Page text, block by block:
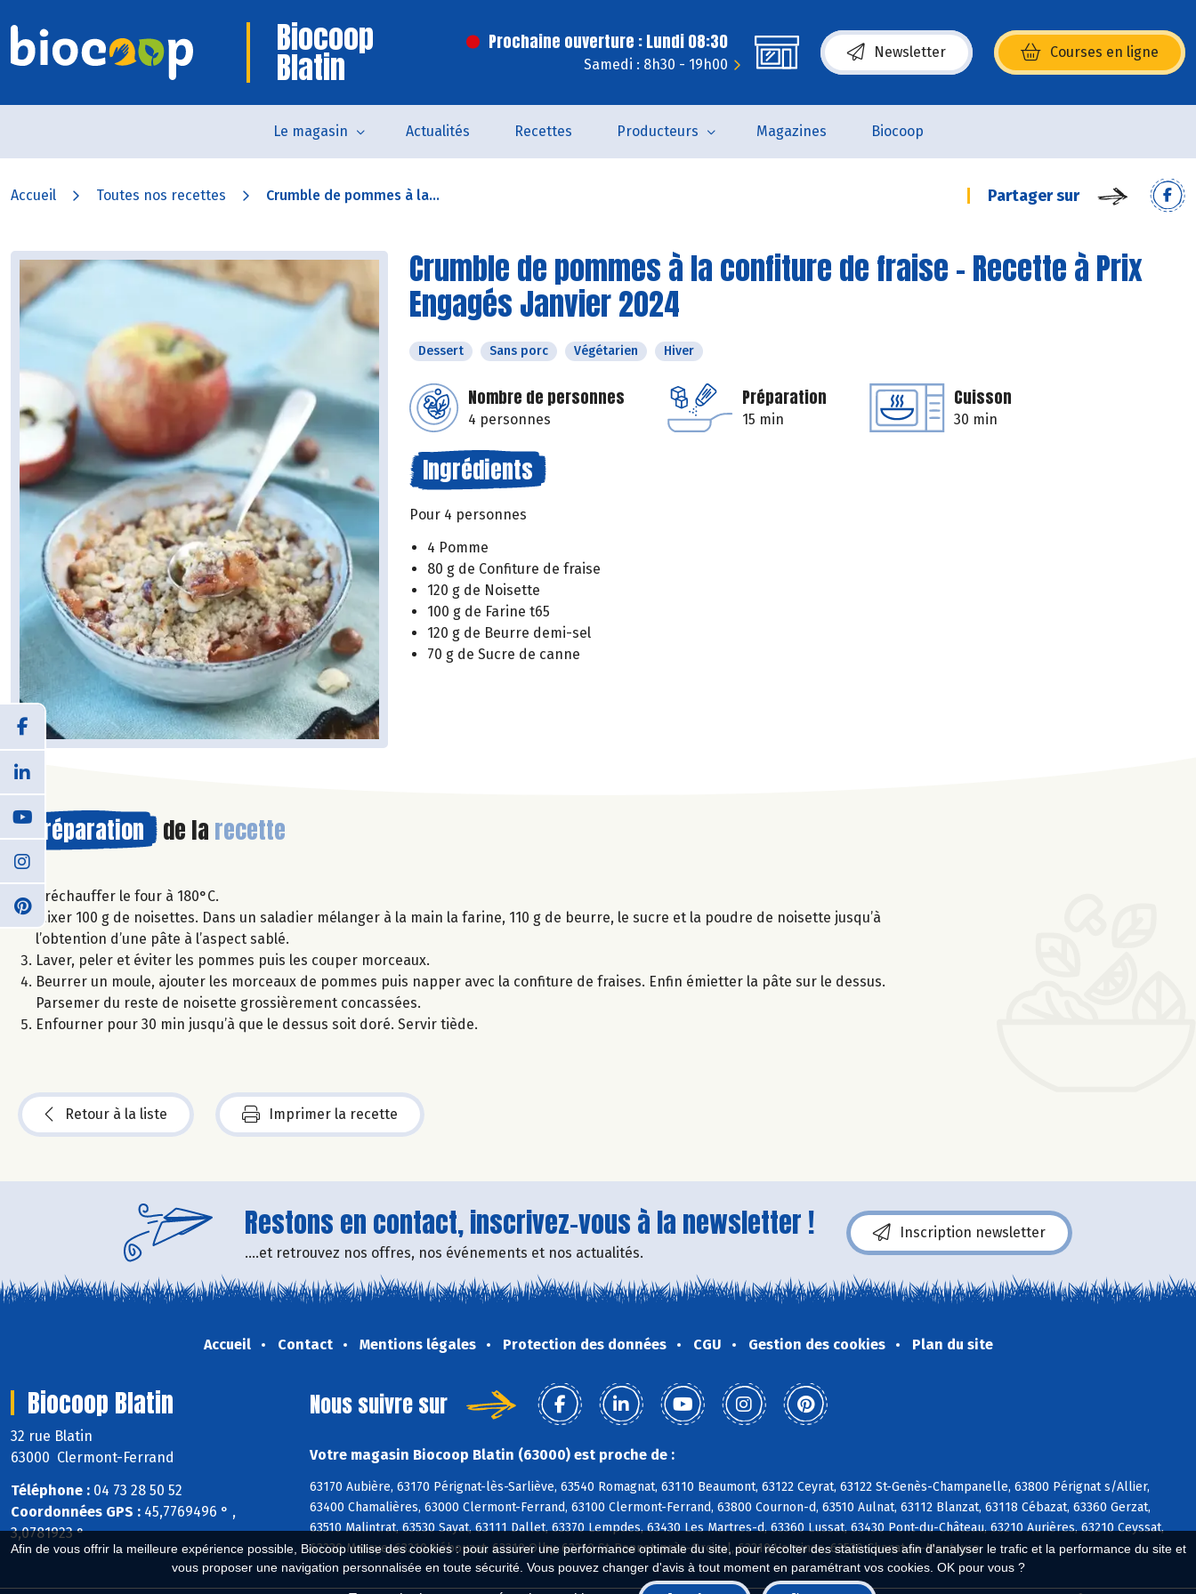
Afin de vous offrir la meilleure expérience possible, Biocoop utilise des cookies : pour assurer une performance optimale du site, pour récolter des statistiques afin d'analyser le trafic et la performance du site et
vous proposer une navigation personnalisée en toute sécurité. Vous pouvez changer d'avis à tout moment en paramétrant vos cookies. OK pour vous ?
Biocoop
Blatin
Prochaine ouverture : Lundi 08:30
Samedi : 8h30 - 19h00
Newsletter Courses en ligne
(s’ouvre dans une nouvelle fenêtre)
Le magasin Actualités Recettes Producteurs Magazines Biocoop
Accueil Toutes nos recettes Crumble de pommes à la... Partager sur
Crumble de pommes à la confiture de fraise - Recette à Prix
Engagés Janvier 2024
Dessert Sans porc Végétarien Hiver
Nombre de personnes
4 personnes
Préparation
15 min
Cuisson
30 min
Ingrédients
Pour 4 personnes
4 Pomme
80 g de Confiture de fraise
120 g de Noisette
100 g de Farine t65
120 g de Beurre demi-sel
70 g de Sucre de canne
Préparation de la recette
Préchauffer le four à 180°C.
Mixer 100 g de noisettes. Dans un saladier mélanger à la main la farine, 110 g de beurre, le sucre et la poudre de noisette jusqu’à
l’obtention d’une pâte à l’aspect sablé.
Laver, peler et éviter les pommes puis les couper morceaux.
Beurrer un moule, ajouter les morceaux de pommes puis napper avec la confiture de fraises. Enfin émietter la pâte sur le dessus.
Parsemer du reste de noisette grossièrement concassées.
Enfourner pour 30 min jusqu’à que le dessus soit doré. Servir tiède.
Retour à la liste Imprimer la recette
Restons en contact, inscrivez-vous à la newsletter !
....et retrouvez nos offres, nos événements et nos actualités.
Inscription newsletter
Accueil Contact Mentions légales Protection des données CGU Gestion des cookies Plan du site
Biocoop Blatin
32 rue Blatin
63000 Clermont-Ferrand
Téléphone : 04 73 28 50 52
Coordonnées GPS : 45,7769496 ° ,
3,0781923 °
Nous suivre sur
Votre magasin Biocoop Blatin (63000) est proche de :
63170 Aubière, 63170 Pérignat-lès-Sarliève, 63540 Romagnat, 63110 Beaumont, 63122 Ceyrat, 63122 St-Genès-Champanelle, 63800 Pérignat s/Allier,
63400 Chamalières, 63000 Clermont-Ferrand, 63100 Clermont-Ferrand, 63800 Cournon-d, 63510 Aulnat, 63112 Blanzat, 63118 Cébazat, 63360 Gerzat,
63510 Malintrat, 63530 Sayat, 63111 Dallet, 63370 Lempdes, 63430 Les Martres-d, 63360 Lussat, 63430 Pont-du-Château, 63210 Aurières, 63210 Ceyssat,
63230 Mazaye, 63210 Nébouzat, 63210 Olby, 63210 St-Bonnet-près-Orcival, 63210 Vernines, 63530 Chanat-la-Mouteyre